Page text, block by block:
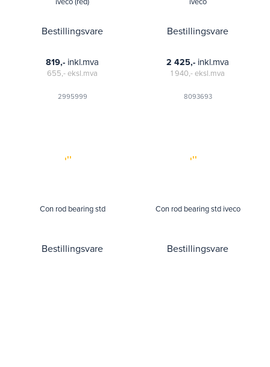
Bestillingsvare
2995999
819,- inkl.mva
655,-eksl.mva
Bestillingsvare
8093693
2 425,- inkl.mva
1 940,-eksl.mva
Con rod bearing std
Bestillingsvare
Con rod bearing std iveco
Bestillingsvare